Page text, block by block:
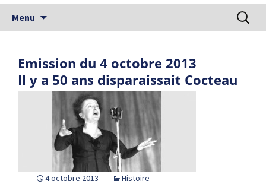
Menu
Emission du 4 octobre 2013
Il y a 50 ans disparaissait Cocteau
4 octobre 2013 Histoire